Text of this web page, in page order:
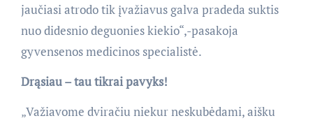
jaučiasi atrodo tik įvažiavus galva pradeda suktis
nuo didesnio deguonies kiekio“,-pasakoja
gyvensenos medicinos specialistė.
Drąsiau – tau tikrai pavyks!
„Važiavome dviračiu niekur neskubėdami, aišku